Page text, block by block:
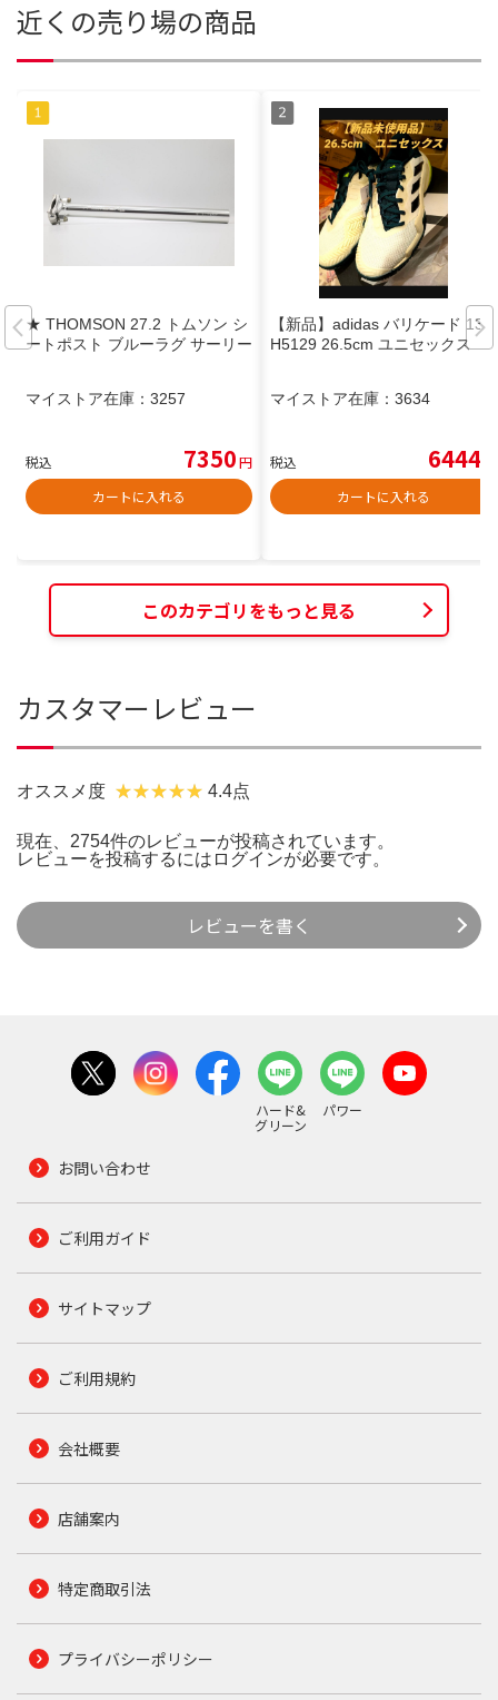
近くの売り場の商品
★ THOMSON 27.2 トムソン シ
ートポスト ブルーラグ サーリー
マイストア在庫： 3257
税込 7350円
カートに入れる
【新品】adidas バリケード 13 J
H5129 26.5cm ユニセックス
マイストア在庫： 3634
税込 6444
カートに入れる
このカテゴリをもっと見る
カスタマーレビュー
オススメ度 4.4点
現在、2754件のレビューが投稿されています。
レビューを投稿するには ログインが必要です。
レビューを書く
ハード&
グリーン
パワー
お問い合わせ
ご利用ガイド
サイトマップ
ご利用規約
会社概要
店舗案内
特定商取引法
プライバシーポリシー